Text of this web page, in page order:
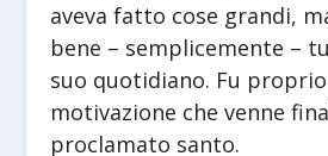
aveva fatto cose grandi,
bene – semplicemente –
suo quotidiano. Fu
motivazione che venne
proclamato santo.